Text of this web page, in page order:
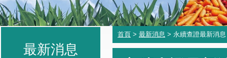
最新消息
首頁 > 最新消息 > 永續查證最新消息